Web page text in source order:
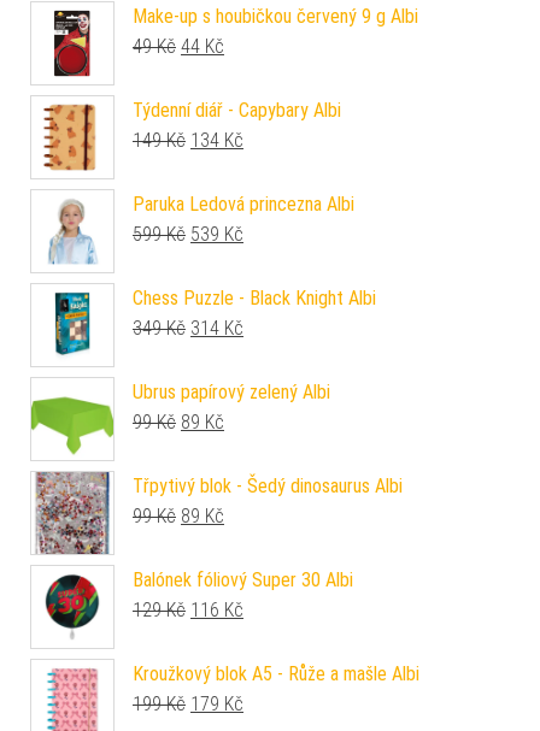
Make-up s houbičkou červený 9 g Albi
49Kč Původní cena byla: 49 Kč.
44 Kč
Týdenní diář - Capybary Albi
149Kč Původní cena byla: 149 Kč.
134 Kč
Paruka Ledová princezna Albi
599Kč Původní cena byla: 599 Kč.
539 Kč
Chess Puzzle - Black Knight Albi
349Kč Původní cena byla: 349 Kč.
314 Kč
Ubrus papírový zelený Albi
99Kč Původní cena byla: 99 Kč.
89 Kč
Třpytivý blok - Šedý dinosaurus Albi
99Kč Původní cena byla: 99 Kč.
89 Kč
Balónek fóliový Super 30 Albi
129Kč Původní cena byla: 129 Kč.
116 Kč
Kroužkový blok A5 - Růže a mašle Albi
199Kč Původní cena byla: 199 Kč.
179 Kč